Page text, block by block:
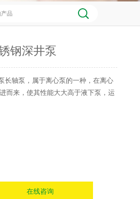
钢深井泵
长轴泵，属于离心泵的一种，在离心
而来，使其性能大大高于液下泵，运
在线咨询